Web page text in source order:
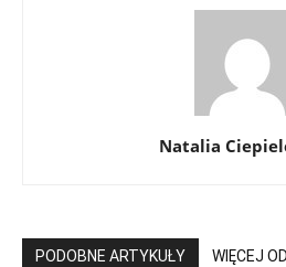
Natalia
PODOBNE ARTYKUŁY WIĘCEJ